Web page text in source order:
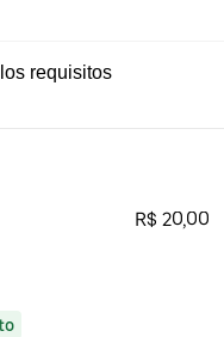
requisitos
R$ 20,00